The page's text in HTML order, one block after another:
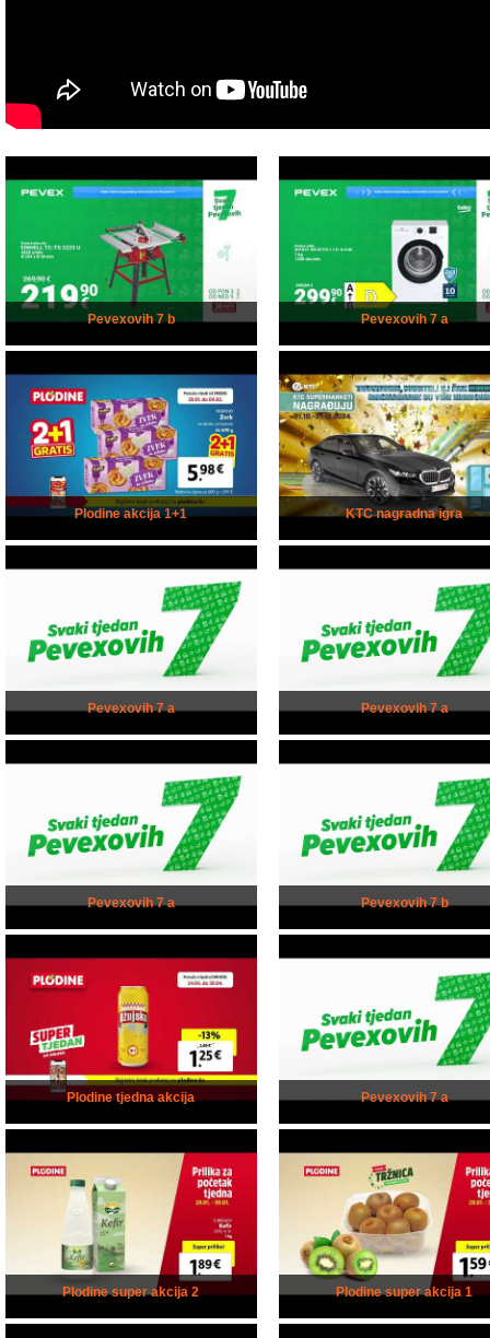
Pevexovih 7 b Pevexovih 7 a
Plodine akcija 1+1 KTC nagradna igra
Pevexovih 7 a Pevexovih 7 a
Pevexovih 7 a Pevexovih 7 b
Plodine tjedna akcija Pevexovih 7 a
Plodine super akcija 2 Plodine super akcija 1